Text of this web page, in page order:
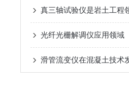
光纤光栅解调仪应用领域